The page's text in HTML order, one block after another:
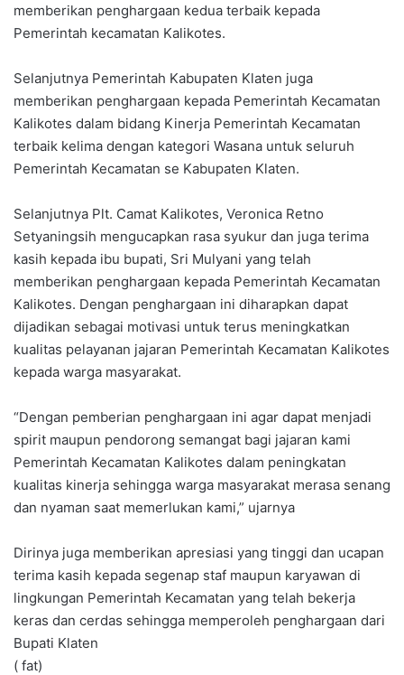
memberikan penghargaan kedua terbaik kepada
Pemerintah kecamatan Kalikotes.
Selanjutnya Pemerintah Kabupaten Klaten juga
memberikan penghargaan kepada Pemerintah Kecamatan
Kalikotes dalam bidang Kinerja Pemerintah Kecamatan
terbaik kelima dengan kategori Wasana untuk seluruh
Pemerintah Kecamatan se Kabupaten Klaten.
Selanjutnya Plt. Camat Kalikotes, Veronica Retno
Setyaningsih mengucapkan rasa syukur dan juga terima
kasih kepada ibu bupati, Sri Mulyani yang telah
memberikan penghargaan kepada Pemerintah Kecamatan
Kalikotes. Dengan penghargaan ini diharapkan dapat
dijadikan sebagai motivasi untuk terus meningkatkan
kualitas pelayanan jajaran Pemerintah Kecamatan Kalikotes
kepada warga masyarakat.
“Dengan pemberian penghargaan ini agar dapat menjadi
spirit maupun pendorong semangat bagi jajaran kami
Pemerintah Kecamatan Kalikotes dalam peningkatan
kualitas kinerja sehingga warga masyarakat merasa senang
dan nyaman saat memerlukan kami,” ujarnya
Dirinya juga memberikan apresiasi yang tinggi dan ucapan
terima kasih kepada segenap staf maupun karyawan di
lingkungan Pemerintah Kecamatan yang telah bekerja
keras dan cerdas sehingga memperoleh penghargaan dari
Bupati Klaten
( fat)